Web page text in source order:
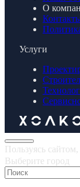
О
Услуги
Пользуясь
Выберите город